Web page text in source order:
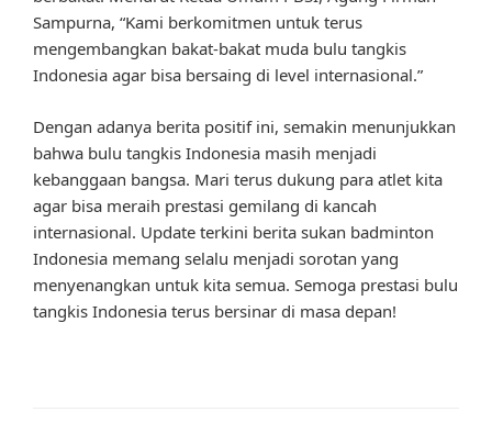
Sampurna, “Kami berkomitmen untuk terus
mengembangkan bakat-bakat muda bulu tangkis
Indonesia agar bisa bersaing di level internasional.”
Dengan adanya berita positif ini, semakin menunjukkan
bahwa bulu tangkis Indonesia masih menjadi
kebanggaan bangsa. Mari terus dukung para atlet kita
agar bisa meraih prestasi gemilang di kancah
internasional. Update terkini berita sukan badminton
Indonesia memang selalu menjadi sorotan yang
menyenangkan untuk kita semua. Semoga prestasi bulu
tangkis Indonesia terus bersinar di masa depan!